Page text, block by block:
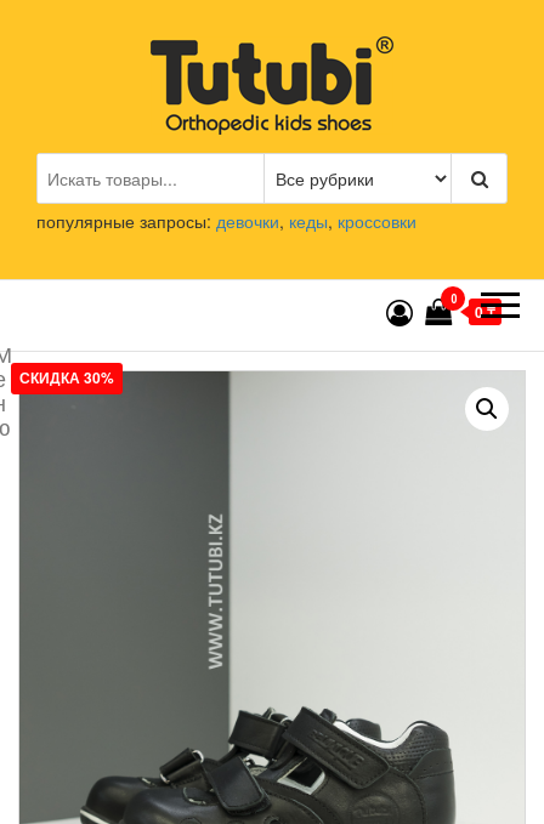
Tutubi.kz
Детская и подростковая
ортопедическая обувь
популярные запросы: девочки, кеды, кроссовки
0
0 ₸
СКИДКА 30%